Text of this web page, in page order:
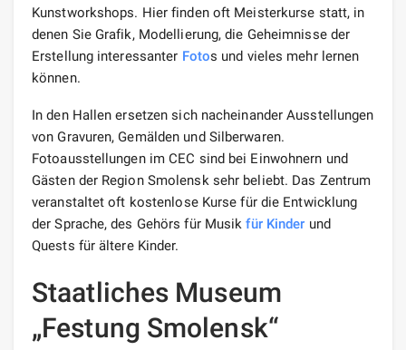
Kunstworkshops. Hier finden oft Meisterkurse statt, in
denen Sie Grafik, Modellierung, die Geheimnisse der
Erstellung interessanter Fotos und vieles mehr lernen
können.
In den Hallen ersetzen sich nacheinander Ausstellungen
von Gravuren, Gemälden und Silberwaren.
Fotoausstellungen im CEC sind bei Einwohnern und
Gästen der Region Smolensk sehr beliebt. Das Zentrum
veranstaltet oft kostenlose Kurse für die Entwicklung
der Sprache, des Gehörs für Musikfür Kinder und
Quests für ältere Kinder.
Staatliches Museum
„Festung Smolensk“